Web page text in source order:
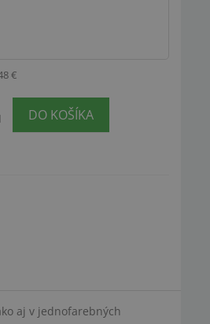
€
DO KOŠÍKA
aj v jednofarebných